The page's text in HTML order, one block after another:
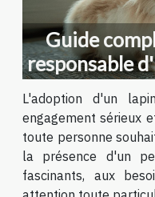
Guide
responsable
L'adoption d'un
engagement sérieux
toute personne
la présence d'un
fascinants, aux